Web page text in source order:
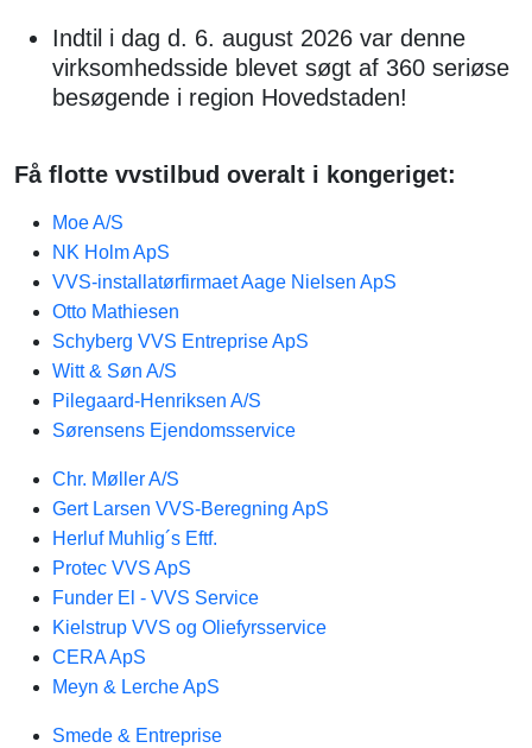
Indtil i dag d. 6. august 2026 var denne
virksomhedsside blevet søgt af 360 seriøse
besøgende i region Hovedstaden!
Få flotte vvstilbud overalt i kongeriget:
Moe A/S
NK Holm ApS
VVS-installatørfirmaet Aage Nielsen ApS
Otto Mathiesen
Schyberg VVS Entreprise ApS
Witt & Søn A/S
Pilegaard-Henriksen A/S
Sørensens Ejendomsservice
Chr. Møller A/S
Gert Larsen VVS-Beregning ApS
Herluf Muhlig´s Eftf.
Protec VVS ApS
Funder El - VVS Service
Kielstrup VVS og Oliefyrsservice
CERA ApS
Meyn & Lerche ApS
Smede & Entreprise